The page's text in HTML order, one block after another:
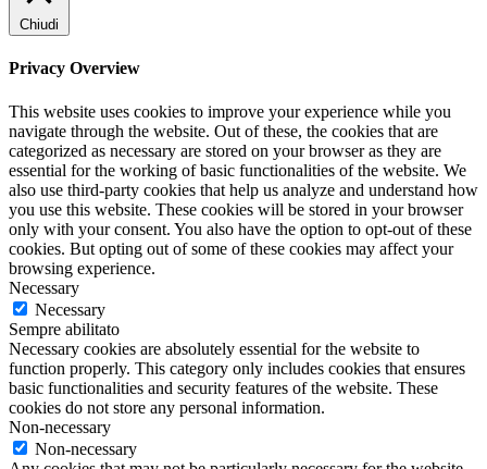
Chiudi
Privacy Overview
This website uses cookies to improve your experience while you
navigate through the website. Out of these, the cookies that are
categorized as necessary are stored on your browser as they are
essential for the working of basic functionalities of the website. We
also use third-party cookies that help us analyze and understand how
you use this website. These cookies will be stored in your browser
only with your consent. You also have the option to opt-out of these
cookies. But opting out of some of these cookies may affect your
browsing experience.
Necessary
Necessary
Sempre abilitato
Necessary cookies are absolutely essential for the website to
function properly. This category only includes cookies that ensures
basic functionalities and security features of the website. These
cookies do not store any personal information.
Non-necessary
Non-necessary